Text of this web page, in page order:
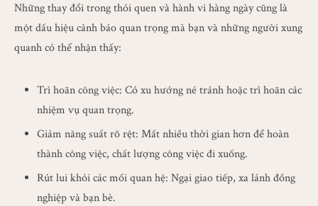
Những thay đổi trong thói quen và hành vi hàng ngày cũng là
một dấu hiệu cảnh báo quan trọng mà bạn và những người xung
quanh có thể nhận thấy:
Trì hoãn công việc: Có xu hướng né tránh hoặc trì hoãn các
nhiệm vụ quan trọng.
Giảm năng suất rõ rệt: Mất nhiều thời gian hơn để hoàn
thành công việc, chất lượng công việc đi xuống.
Rút lui khỏi các mối quan hệ: Ngại giao tiếp, xa lánh đồng
nghiệp và bạn bè.